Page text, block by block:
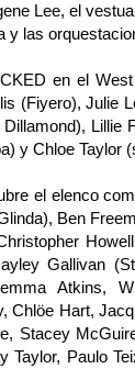
Lee, el
y las
en el
(Fiyero), Julie
Lillie
y Chloe Taylor
el elenco
Ben
Gallivan
Atkins,
Chlöe Hart,
Stacey
Taylor, Paulo